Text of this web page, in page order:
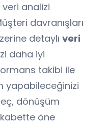
veri analizi
davranışları
detaylı veri
daha iyi
takibi ile
yapabileceğinizi
dönüşüm
öne